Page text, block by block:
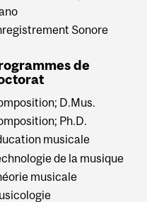
Sonore
de
D.Mus.
Ph.D.
musicale
de la musique
musicale